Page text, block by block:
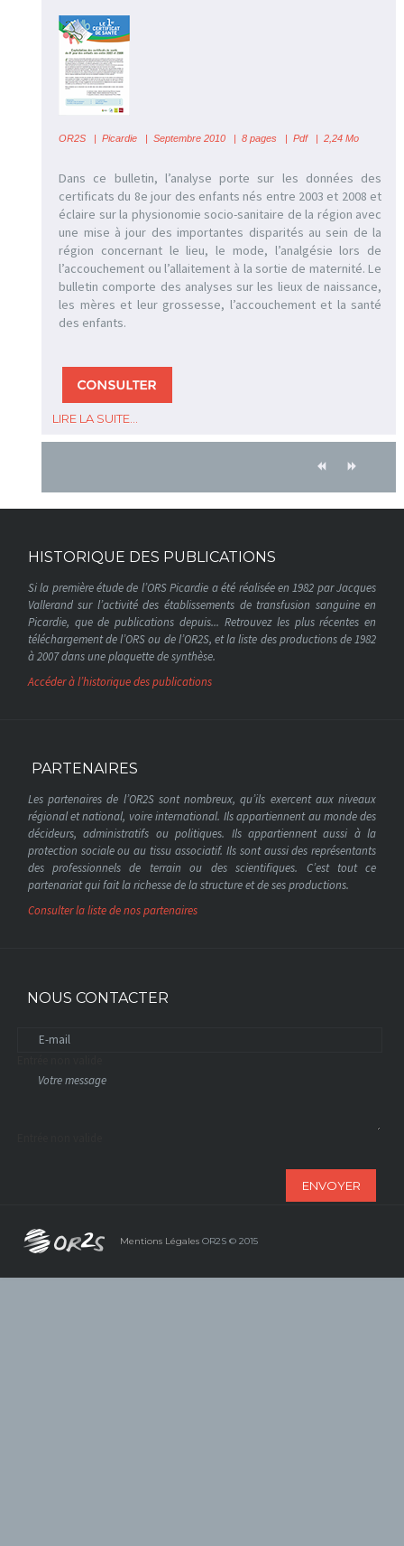
OR2S |Picardie | Septembre 2010 | 8 pages | Pdf | 2,24 Mo
Dans ce bulletin, l’analyse porte sur les données des
certificats du 8e jour des enfants nés entre 2003 et 2008 et
éclaire sur la physionomie socio-sanitaire de la région avec
une mise à jour des importantes disparités au sein de la
région concernant le lieu, le mode, l’analgésie lors de
l’accouchement ou l’allaitement à la sortie de maternité. Le
bulletin comporte des analyses sur les lieux de naissance,
les mères et leur grossesse, l’accouchement et la santé
des enfants.
LIRE LA SUITE...
HISTORIQUE DES PUBLICATIONS
Si la première étude de l’ORS Picardie a été réalisée en 1982 par Jacques
Vallerand sur l’activité des établissements de transfusion sanguine en
Picardie, que de publications depuis... Retrouvez les plus récentes en
téléchargement de l’ORS ou de l’OR2S, et la liste des productions de 1982
à 2007 dans une plaquette de synthèse.
Accéder à l’historique des publications
PARTENAIRES
Les partenaires de l’OR2S sont nombreux, qu’ils exercent aux niveaux
régional et national, voire international. Ils appartiennent au monde des
décideurs, administratifs ou politiques. Ils appartiennent aussi à la
protection sociale ou au tissu associatif. Ils sont aussi des représentants
des professionnels de terrain ou des scientifiques. C’est tout ce
partenariat qui fait la richesse de la structure et de ses productions.
Consulter la liste de nos partenaires
NOUS CONTACTER
ENVOYER
Mentions Légales OR2S © 2015